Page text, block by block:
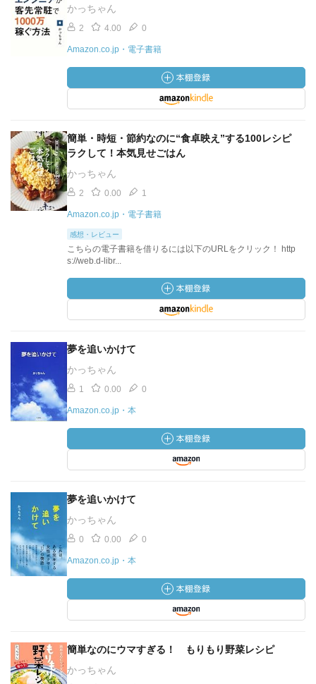
かっちゃん
2 4.00 0
Amazon.co.jp・電子書籍
簡単・時短・節約なのに“食卓映え”する100レシピ
ラクして！本気見せごはん
かっちゃん
2 0.00 1
Amazon.co.jp・電子書籍
感想・レビュー
こちらの電子書籍を借りるには以下のURLをクリック！ http
s://web.d-libr...
夢を追いかけて
かっちゃん
1 0.00 0
Amazon.co.jp・本
夢を追いかけて
かっちゃん
0 0.00 0
Amazon.co.jp・本
簡単なのにウマすぎる！ もりもり野菜レシピ
かっちゃん